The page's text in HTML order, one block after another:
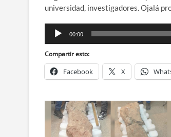
universidad, investigadores. Ojalá
Reproductor
audio
00:00
Compartir esto:
Facebook X